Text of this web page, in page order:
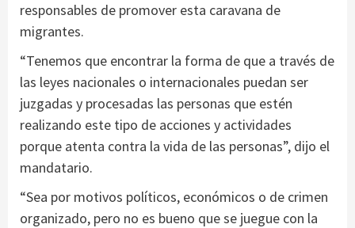
responsables de promover esta caravana de
migrantes.
“Tenemos que encontrar la forma de que a través de
las leyes nacionales o internacionales puedan ser
juzgadas y procesadas las personas que estén
realizando este tipo de acciones y actividades
porque atenta contra la vida de las personas”, dijo el
mandatario.
“Sea por motivos políticos, económicos o de crimen
organizado, pero no es bueno que se juegue con la